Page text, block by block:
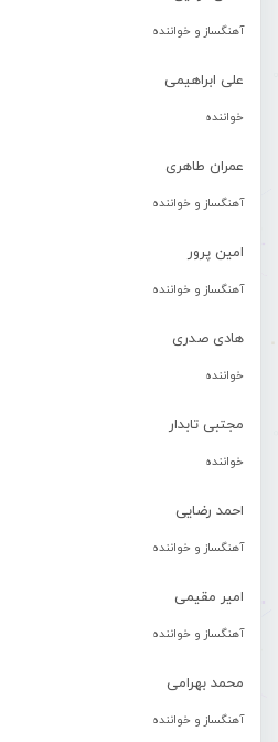
آهنگساز و خواننده
علی ابراهیمی
خواننده
عمران طاهری
آهنگساز و خواننده
امین پرور
آهنگساز و خواننده
هادی صدری
خواننده
مجتبی تابدار
خواننده
احمد رضایی
آهنگساز و خواننده
امیر مقیمی
آهنگساز و خواننده
محمد بهرامی
آهنگساز و خواننده